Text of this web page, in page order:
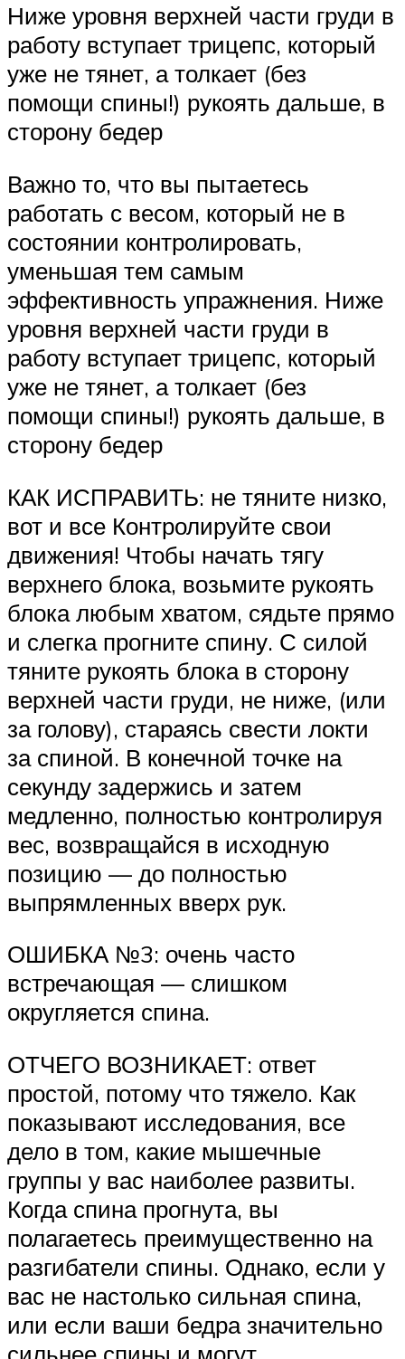
Ниже уровня верхней части груди в
работу вступает трицепс, который
уже не тянет, а толкает (без
помощи спины!) рукоять дальше, в
сторону бедер
Важно то, что вы пытаетесь
работать с весом, который не в
состоянии контролировать,
уменьшая тем самым
эффективность упражнения. Ниже
уровня верхней части груди в
работу вступает трицепс, который
уже не тянет, а толкает (без
помощи спины!) рукоять дальше, в
сторону бедер
КАК ИСПРАВИТЬ: не тяните низко,
вот и все Контролируйте свои
движения! Чтобы начать тягу
верхнего блока, возьмите рукоять
блока любым хватом, сядьте прямо
и слегка прогните спину. С силой
тяните рукоять блока в сторону
верхней части груди, не ниже, (или
за голову), стараясь свести локти
за спиной. В конечной точке на
секунду задержись и затем
медленно, полностью контролируя
вес, возвращайся в исходную
позицию — до полностью
выпрямленных вверх рук.
ОШИБКА №3: очень часто
встречающая — слишком
округляется спина.
ОТЧЕГО ВОЗНИКАЕТ: ответ
простой, потому что тяжело. Как
показывают исследования, все
дело в том, какие мышечные
группы у вас наиболее развиты.
Когда спина прогнута, вы
полагаетесь преимущественно на
разгибатели спины. Однако, если у
вас не настолько сильная спина,
или если ваши бедра значительно